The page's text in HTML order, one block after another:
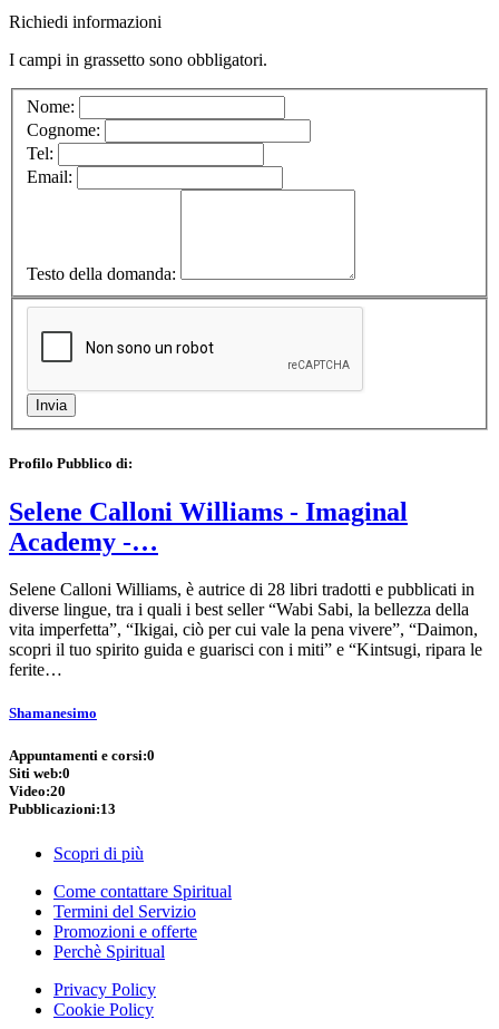
Richiedi informazioni
I campi in grassetto sono obbligatori.
Nome:
Cognome:
Tel:
Email:
Testo della domanda:
Profilo Pubblico di:
Selene Calloni Williams - Imaginal
Academy -…
Selene Calloni Williams, è autrice di 28 libri tradotti e pubblicati in
diverse lingue, tra i quali i best seller “Wabi Sabi, la bellezza della
vita imperfetta”, “Ikigai, ciò per cui vale la pena vivere”, “Daimon,
scopri il tuo spirito guida e guarisci con i miti” e “Kintsugi, ripara le
ferite…
Shamanesimo
Appuntamenti e corsi:0
Siti web:0
Video:20
Pubblicazioni:13
Scopri di più
Come contattare Spiritual
Termini del Servizio
Promozioni e offerte
Perchè Spiritual
Privacy Policy
Cookie Policy